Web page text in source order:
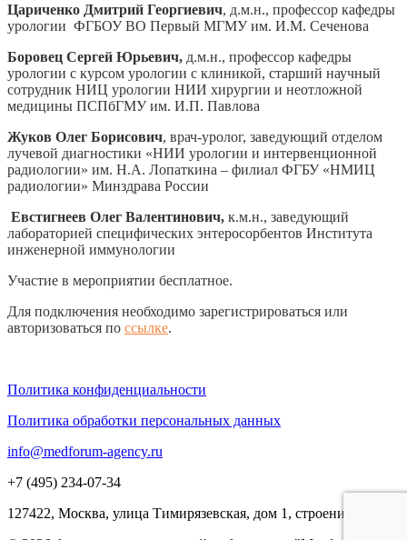
Цариченко Дмитрий Георгиевич, д.м.н., профессор кафедры
урологии ФГБОУ ВО Первый МГМУ им. И.М. Сеченова
Боровец Сергей Юрьевич, д.м.н., профессор кафедры
урологии с курсом урологии с клиникой, старший научный
сотрудник НИЦ урологии НИИ хирургии и неотложной
медицины ПСПбГМУ им. И.П. Павлова
Жуков Олег Борисович, врач-уролог, заведующий отделом
лучевой диагностики «НИИ урологии и интервенционной
радиологии» им. Н.А. Лопаткина – филиал ФГБУ «НМИЦ
радиологии» Минздрава России
Евстигнеев Олег Валентинович, к.м.н., заведующий
лабораторией специфических энтеросорбентов Института
инженерной иммунологии
Участие в мероприятии бесплатное.
Для подключения необходимо зарегистрироваться или
авторизоваться по ссылке.
Политика конфиденциальности
Политика обработки персональных данных
info@medforum-agency.ru
+7 (495) 234-07-34
127422, Москва, улица Тимирязевская, дом 1, строение 3